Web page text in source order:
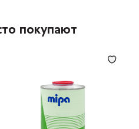
покупают